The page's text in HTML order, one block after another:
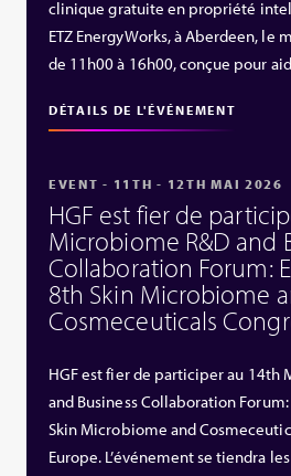
clinique gratuite en propriété
ETZ EnergyWorks, à Aberdeen, le
de 11h00 à 16h00, conçue pour
DÉTAILS DE L'ÉVÉNEMENT
EVENT - 11TH - 12TH MAI 2026
HGF est fier de
Microbiome R&D and
Collaboration Forum:
8th Skin Microbiome
Cosmeceuticals
HGF est fier de participer au 14th
and Business Collaboration
Skin Microbiome and
Europe. L’événement se tiendra